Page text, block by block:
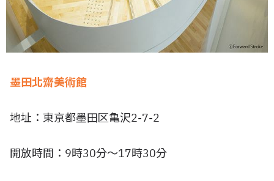
墨田北齋美術館
地址：東京都墨田区亀沢2-7-2
開放時間：9時30分～17時30分